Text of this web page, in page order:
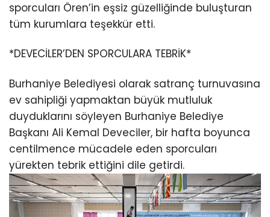
sporcuları Ören’in eşsiz güzelliğinde buluşturan
tüm kurumlara teşekkür etti.
*DEVECİLER’DEN SPORCULARA TEBRİK*
Burhaniye Belediyesi olarak satranç turnuvasına
ev sahipliği yapmaktan büyük mutluluk
duyduklarını söyleyen Burhaniye Belediye
Başkanı Ali Kemal Deveciler, bir hafta boyunca
centilmence mücadele eden sporcuları
yürekten tebrik ettiğini dile getirdi.